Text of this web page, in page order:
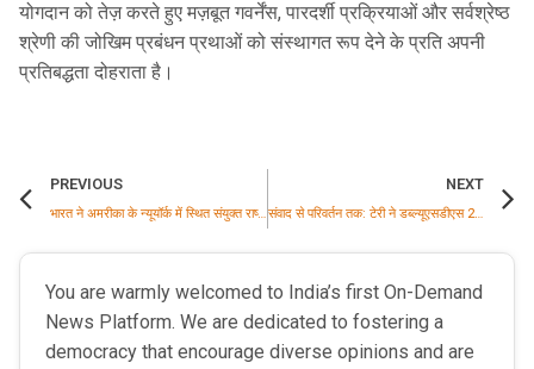
योगदान को तेज़ करते हुए मज़बूत गवर्नेंस, पारदर्शी प्रक्रियाओं और सर्वश्रेष्ठ
श्रेणी की जोखिम प्रबंधन प्रथाओं को संस्थागत रूप देने के प्रति अपनी
प्रतिबद्धता दोहराता है।
PREVIOUS
भारत ने अमरीका के न्‍यूयॉर्क में स्थित संयुक्त राष्ट्र मुख्यालय में आयोजित संयुक्त राष्ट्र सामाजिक विकास आयोग के 64वें सत्र में अधिकार-आधारित, समावेशी और लोक-केंद्रित विकास दृष्टिकोण को रेखांकित किया
NEXT
संवाद से परिवर्तन तक: टेरी ने डब्ल्यूएसडीएस 2026 के 25वें संस्करण के लिए मंच तैयार किया
You are warmly welcomed to India’s first On-Demand
News Platform. We are dedicated to fostering a
democracy that encourage diverse opinions and are